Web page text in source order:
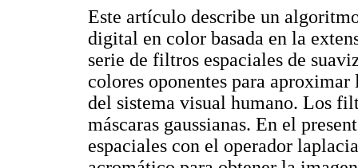
Este artículo describe un
digital en color basada en la
serie de filtros espaciales de
colores oponentes para
del sistema visual humano. Los
máscaras gaussianas. En el
espaciales con el operador